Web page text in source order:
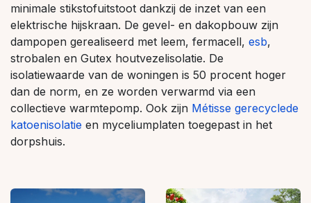
minimale stikstofuitstoot dankzij de inzet van een
elektrische hijskraan. De gevel- en dakopbouw zijn
dampopen gerealiseerd met leem, fermacell, esb,
strobalen en Gutex houtvezelisolatie. De
isolatiewaarde van de woningen is 50 procent hoger
dan de norm, en ze worden verwarmd via een
collectieve warmtepomp. Ook zijn Métisse gerecyclede
katoenisolatie en myceliumplaten toegepast in het
dorpshuis.